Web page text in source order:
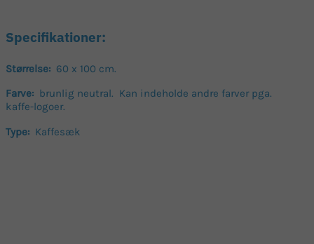
Specifikationer:
Størrelse: 60 x 100 cm.
Farve: brunlig neutral. Kan indeholde andre farver pga.
kaffe-logoer.
Type: Kaffesæk